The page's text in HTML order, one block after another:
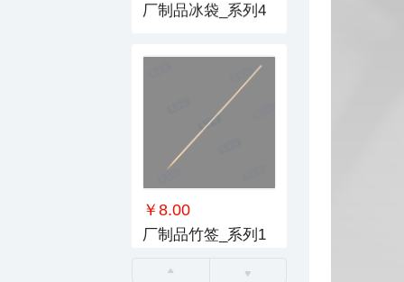
厂制品冰袋_系列4
￥8.00
厂制品竹签_系列1